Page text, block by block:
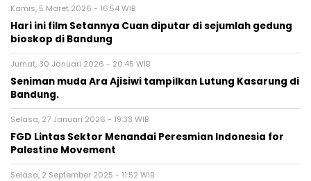
Kamis, 5 Maret 2026 - 16:54 WIB
Hari ini film Setannya Cuan diputar di sejumlah gedung
bioskop di Bandung
Jumat, 30 Januari 2026 - 20:45 WIB
Seniman muda Ara Ajisiwi tampilkan Lutung Kasarung di
Bandung.
Selasa, 27 Januari 2026 - 19:33 WIB
FGD Lintas Sektor Menandai Peresmian Indonesia for
Palestine Movement
Selasa, 2 September 2025 - 11:52 WIB